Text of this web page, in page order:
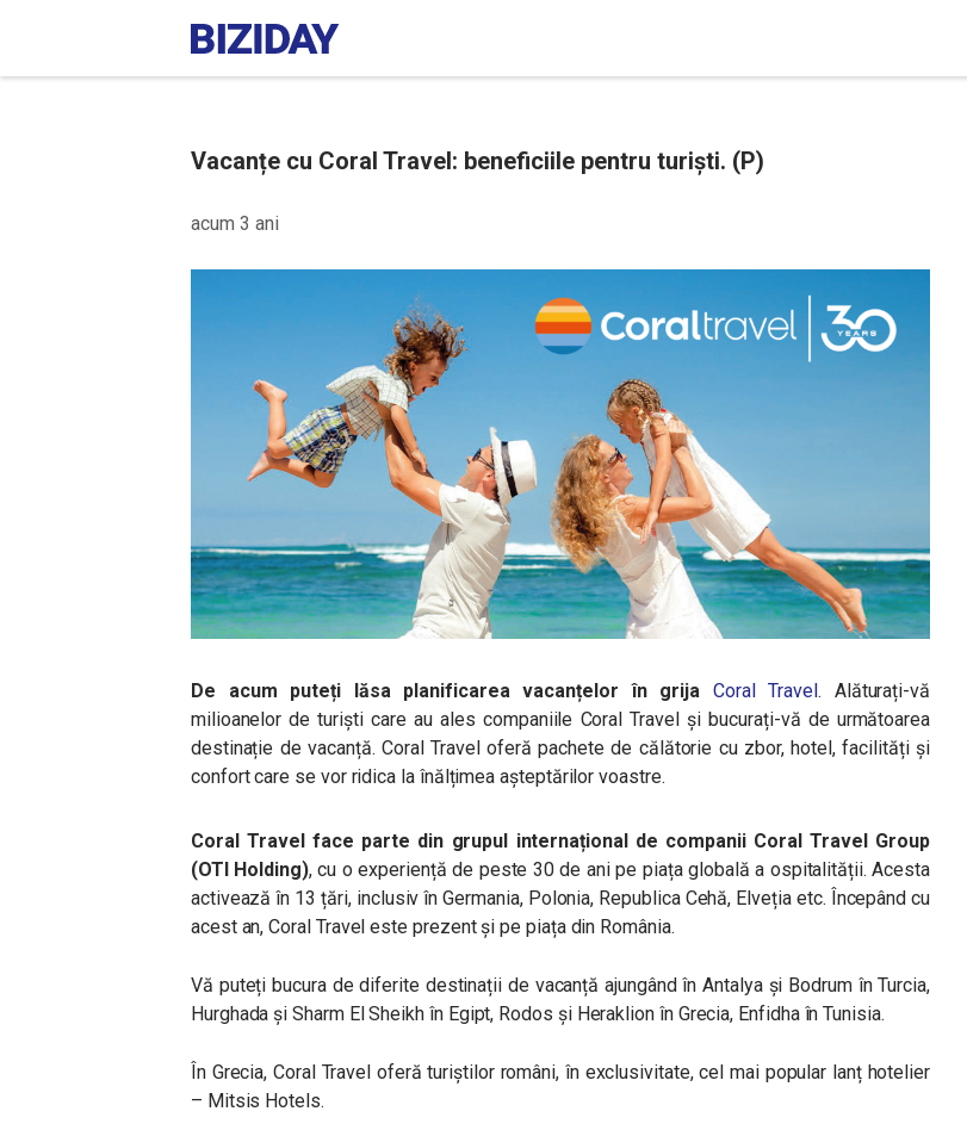
Vacanțe cu Coral Travel: beneficiile pentru turiști. (P)
acum 3 ani
De acum puteți lăsa planificarea vacanțelor în grija Coral Travel. Alăturați-vă
milioanelor de turiști care au ales companiile Coral Travel și bucurați-vă de următoarea
destinație de vacanță. Coral Travel oferă pachete de călătorie cu zbor, hotel, facilități și
confort care se vor ridica la înălțimea așteptărilor voastre.
Coral Travel face parte din grupul internațional de companii Coral Travel Group
(OTI Holding), cu o experiență de peste 30 de ani pe piața globală a ospitalității. Acesta
activează în 13 țări, inclusiv în Germania, Polonia, Republica Cehă, Elveția etc. Începând cu
acest an, Coral Travel este prezent și pe piața din România.
Vă puteți bucura de diferite destinații de vacanță ajungând în Antalya și Bodrum în Turcia,
Hurghada și Sharm El Sheikh în Egipt, Rodos și Heraklion în Grecia, Enfidha în Tunisia.
În Grecia, Coral Travel oferă turiștilor români, în exclusivitate, cel mai popular lanț hotelier
– Mitsis Hotels.